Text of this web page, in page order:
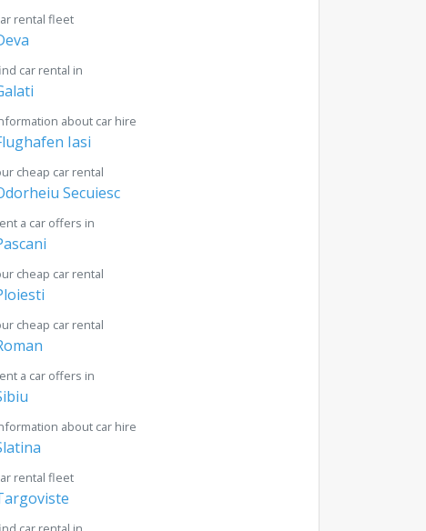
rental fleet
car rental in
about car hire
Iasi
cheap car rental
Secuiesc
a car offers in
cheap car rental
cheap car rental
a car offers in
about car hire
rental fleet